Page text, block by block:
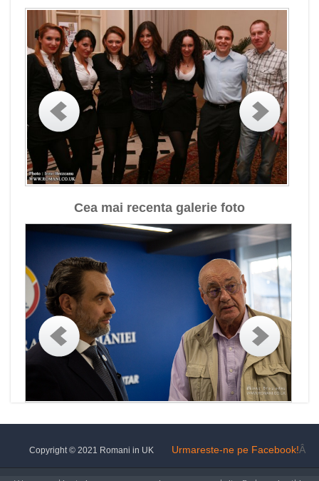
Cea mai recenta galerie foto
Urmareste-ne pe Facebook!Â
Copyright © 2021 Romani in UK